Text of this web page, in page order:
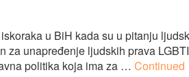
u BiH kada su u pitanju
za unapređenje ljudskih prava LGBTI
politika koja ima za … Continued